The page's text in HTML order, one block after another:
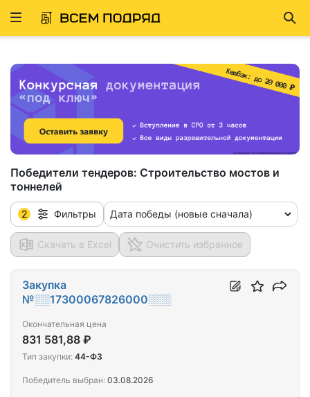
Развернуть
Победители тендеров: Строительство мостов и
тоннелей
2 Фильтры Дата победы (новые сначала)
Скачать в Excel Очистить избранное
Закупка
№░░17300067826000░░░
Окончательная цена
831 581,88 ₽
Тип закупки: 44-ФЗ
Победитель выбран: 03.08.2026